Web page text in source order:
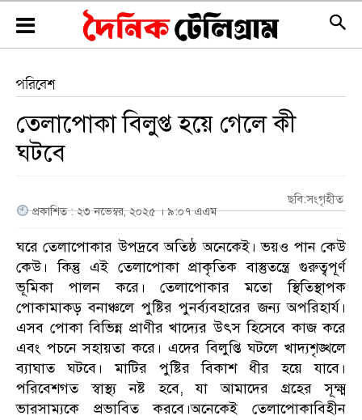
পরিবেশ
তেলাপোকা বিলুপ্ত হয়ে গেলে কী
ঘটবে
ছবি:সংগৃহীত
প্রকাশিত : ২৩ নভেম্বর, ২০২৫ । ৯:০৭ এএম
ঘরে তেলাপোকার উপদ্রবে অতিষ্ঠ অনেকেই। ভয়ও পান কেউ
কেউ। কিন্তু এই তেলাপোকা প্রাকৃতিক বাস্তুতন্ত্রে গুরুত্বপূর্ণ
ভূমিকা পালন করে। তেলাপোকার মতো স্থিতিস্থাপক
পোকামাকড় বনাঞ্চলে পুষ্টির পুনর্ব্যবহারের জন্য অপরিহার্য।
এসব পোকা বিভিন্ন প্রাণীর খাদ্যের উৎস হিসেবে কাজ করে
এবং পচনে সহায়তা করে। এদের বিলুপ্তি ঘটলে খাদ্যশৃঙ্খলে
ব্যাঘাত ঘটবে। মাটির পুষ্টির বিকাশ ধীর হয়ে যাবে।
পরিবেশগত স্বাস্থ্য নষ্ট হবে, যা আমাদের গ্রহের সূক্ষ্ম
ভারসাম্যকে প্রভাবিত করবে।অনেকেই তেলাপোকাবিহীন